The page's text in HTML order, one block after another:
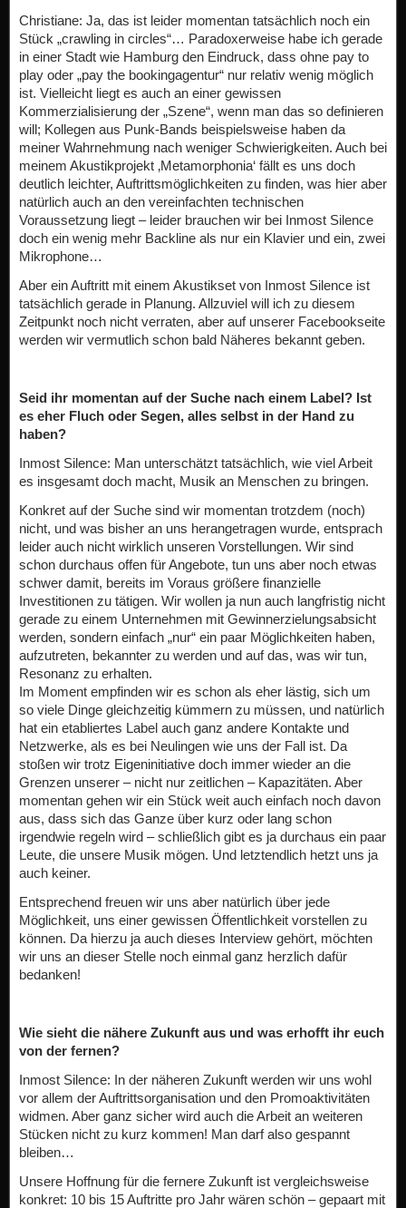
Christiane: Ja, das ist leider momentan tatsächlich noch ein
Stück „crawling in circles“… Paradoxerweise habe ich gerade
in einer Stadt wie Hamburg den Eindruck, dass ohne pay to
play oder „pay the bookingagentur“ nur relativ wenig möglich
ist. Vielleicht liegt es auch an einer gewissen
Kommerzialisierung der „Szene“, wenn man das so definieren
will; Kollegen aus Punk-Bands beispielsweise haben da
meiner Wahrnehmung nach weniger Schwierigkeiten. Auch bei
meinem Akustikprojekt ‚Metamorphonia‘ fällt es uns doch
deutlich leichter, Auftrittsmöglichkeiten zu finden, was hier aber
natürlich auch an den vereinfachten technischen
Voraussetzung liegt – leider brauchen wir bei Inmost Silence
doch ein wenig mehr Backline als nur ein Klavier und ein, zwei
Mikrophone…
Aber ein Auftritt mit einem Akustikset von Inmost Silence ist
tatsächlich gerade in Planung. Allzuviel will ich zu diesem
Zeitpunkt noch nicht verraten, aber auf unserer Facebookseite
werden wir vermutlich schon bald Näheres bekannt geben.
Seid ihr momentan auf der Suche nach einem Label? Ist
es eher Fluch oder Segen, alles selbst in der Hand zu
haben?
Inmost Silence: Man unterschätzt tatsächlich, wie viel Arbeit
es insgesamt doch macht, Musik an Menschen zu bringen.
Konkret auf der Suche sind wir momentan trotzdem (noch)
nicht, und was bisher an uns herangetragen wurde, entsprach
leider auch nicht wirklich unseren Vorstellungen. Wir sind
schon durchaus offen für Angebote, tun uns aber noch etwas
schwer damit, bereits im Voraus größere finanzielle
Investitionen zu tätigen. Wir wollen ja nun auch langfristig nicht
gerade zu einem Unternehmen mit Gewinnerzielungsabsicht
werden, sondern einfach „nur“ ein paar Möglichkeiten haben,
aufzutreten, bekannter zu werden und auf das, was wir tun,
Resonanz zu erhalten.
Im Moment empfinden wir es schon als eher lästig, sich um
so viele Dinge gleichzeitig kümmern zu müssen, und natürlich
hat ein etabliertes Label auch ganz andere Kontakte und
Netzwerke, als es bei Neulingen wie uns der Fall ist. Da
stoßen wir trotz Eigeninitiative doch immer wieder an die
Grenzen unserer – nicht nur zeitlichen – Kapazitäten. Aber
momentan gehen wir ein Stück weit auch einfach noch davon
aus, dass sich das Ganze über kurz oder lang schon
irgendwie regeln wird – schließlich gibt es ja durchaus ein paar
Leute, die unsere Musik mögen. Und letztendlich hetzt uns ja
auch keiner.
Entsprechend freuen wir uns aber natürlich über jede
Möglichkeit, uns einer gewissen Öffentlichkeit vorstellen zu
können. Da hierzu ja auch dieses Interview gehört, möchten
wir uns an dieser Stelle noch einmal ganz herzlich dafür
bedanken!
Wie sieht die nähere Zukunft aus und was erhofft ihr euch
von der fernen?
Inmost Silence: In der näheren Zukunft werden wir uns wohl
vor allem der Auftrittsorganisation und den Promoaktivitäten
widmen. Aber ganz sicher wird auch die Arbeit an weiteren
Stücken nicht zu kurz kommen! Man darf also gespannt
bleiben…
Unsere Hoffnung für die fernere Zukunft ist vergleichsweise
konkret: 10 bis 15 Auftritte pro Jahr wären schön – gepaart mit